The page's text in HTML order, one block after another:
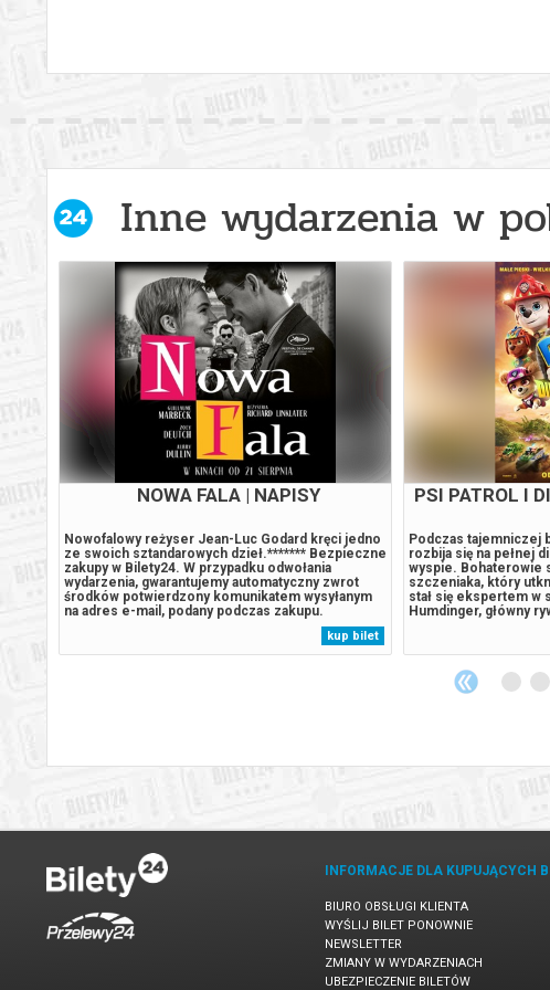
Inne wydarzenia w
losy
NOWA FALA | NAPISY
Nowofalowy reżyser Jean-Luc Godard kręci jedno
ze swoich sztandarowych dzieł.******* Bezpieczne
zakupy w Bilety24. W przypadku odwołania
wydarzenia, gwarantujemy automatyczny zwrot
środków potwierdzony komunikatem wysyłanym
na adres e-mail, podany podczas zakupu.
kup bilet
PSI PATROL I
Podczas tajemniczej
rozbija się na pełnej
wyspie. Bohaterowie
szczeniaka, który
stał się ekspertem w
Humdinger, główny
lekkomyślnie
wyspy, doprowadza
uśpionego od lat
INFORMACJE DLA KUPUJĄCYCH
BIURO OBSŁUGI KLIENTA
WYŚLIJ BILET PONOWNIE
NEWSLETTER
ZMIANY W WYDARZENIACH
UBEZPIECZENIE BILETÓW